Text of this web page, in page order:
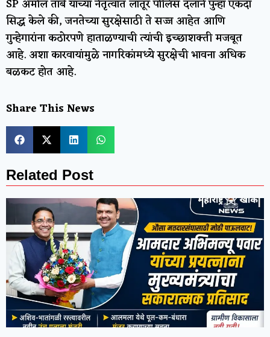
SP अमोल तांबे यांच्या नेतृत्वात लातूर पोलिस दलाने पुन्हा एकदा
सिद्ध केले की, जनतेच्या सुरक्षेसाठी ते सज्ज आहेत आणि
गुन्हेगारांना कठोरपणे हाताळण्याची त्यांची इच्छाशक्ती मजबूत
आहे. अशा कारवायांमुळे नागरिकांमध्ये सुरक्षेची भावना अधिक
बळकट होत आहे.
Share This News
Related Post